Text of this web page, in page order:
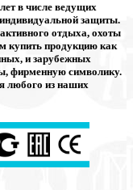
в числе ведущих
защиты.
отдыха, охоты
купить продукцию как
и зарубежных
фирменную символику.
любого из наших